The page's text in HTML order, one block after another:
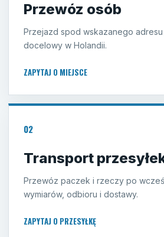
Przewóz osób
Przejazd spod wskazanego
docelowy w Holandii.
ZAPYTAJ O MIEJSCE
02
Transport
Przewóz paczek i rzeczy po
wymiarów, odbioru i dostawy.
ZAPYTAJ O PRZESYŁKĘ